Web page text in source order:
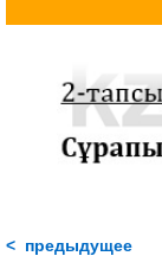
< предыдущее